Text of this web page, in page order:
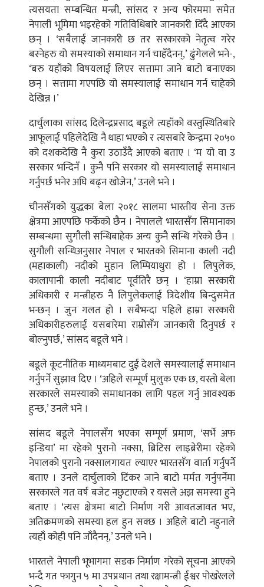
त्यसयता सम्बन्धित मन्त्री, सांसद र अन्य फोरममा समेत
नेपाली भूमिमा भइरहेको गतिविधिबारे जानकारी दिँदै आएका
छन् । ‘सबैलाई जानकारी छ तर सरकारको नेतृत्व गरेर
बस्नेहरु यो समस्याको समाधान गर्न चाहँदैनन्,’ ढुंगेलले भने-,
‘बरु यहाँको विषयलाई लिएर सत्तामा जाने बाटो बनाएका
छन् । सत्तामा गएपछि यो समस्यालाई समाधान गर्न चाहेको
देखिन्न ।’
दार्चुलाका सांसद दिलेन्द्रप्रसाद बडूले त्यहाँको वस्तुस्थितिबारे
आफूलाई पहिलेदेखि नै थाहा भएको र त्यसबारे केन्द्रमा २०५०
को दशकदेखि नै कुरा उठाउँदै आएको बताए । ‘म यो वा उ
सरकार भन्दिनँ । कुनै पनि सरकार यो समस्यालाई समाधान
गर्नुपर्छ भनेर अघि बढ्न खोजेन,’ उनले भने ।
चीनसँगको युद्धका बेला २०१८ सालमा भारतीय सेना उक्त
क्षेत्रमा आएपछि फर्केको छैन । नेपालले भारतसँग सिमानाका
सम्बन्धमा सुगौली सन्धिबाहेक अन्य कुनै सन्धि गरेको छैन ।
सुगौली सन्धिअनुसार नेपाल र भारतको सिमाना काली नदी
(महाकाली) नदीको मुहान लिम्पियाधुरा हो । लिपुलेक,
कालापानी काली नदीबाट पूर्वतिरै छन् । ‘हाम्रा सरकारी
अधिकारी र मन्त्रीहरु नै लिपुलेकलाई त्रिदेशीय बिन्दुसमेत
भन्छन् । जुन गलत हो । सबैभन्दा पहिले हाम्रा सरकारी
अधिकारीहरुलाई यसबारेमा राम्रोसँग जानकारी दिनुपर्छ र
बोल्नुपर्छ,’ सांसद बडूले भने ।
बडूले कूटनीतिक माध्यमबाट दुई देशले समस्यालाई समाधान
गर्नुपर्ने सुझाव दिए । ‘अहिले सम्पूर्ण मुलुक एक छ, यस्तो बेला
सरकारले समस्याको समाधानका लागि पहल गर्नु आवश्यक
हुन्छ,’ उनले भने ।
सांसद बडूले नेपालसँग भएका सम्पूर्ण प्रमाण, ‘सर्भे अफ
इन्डिया’ मा रहेको पुरानो नक्सा, ब्रिटिस लाइब्रेरीमा रहेको
नेपालको पुरानो नक्सालगायत ल्याएर भारतसँग वार्ता गर्नुपर्ने
बताए । उनले दार्चुलाको टिंकर जाने बाटो मर्मत गर्नुपर्नेमा
सरकारले गत वर्ष बजेट नछुटाएको र यसले अझ समस्या हुने
बताए । ‘त्यस क्षेत्रमा बाटो निर्माण गरी आवतजावत भए,
अतिक्रमणको समस्या हल हुन सक्छ । अहिले बाटो नहुनाले
त्यहाँ कोही पनि जाँदैनन्,’ उनले भने ।
भारतले नेपाली भूभागमा सडक निर्माण गरेको सूचना आएको
भन्दै गत फागुन ५ मा उपप्रधान तथा रक्षामन्त्री ईश्वर पोखरेलले